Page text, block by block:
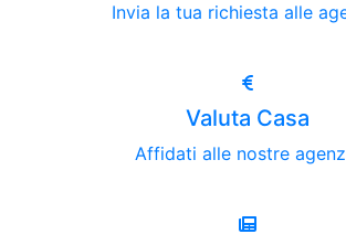
Invia la tua richiesta alle
Valuta Casa
Affidati alle nostre